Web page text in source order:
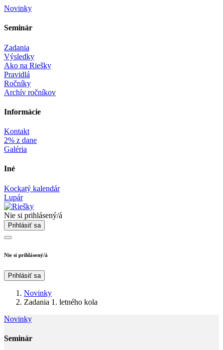
Novinky
Seminár‎
Zadania
Výsledky
Ako na Riešky
Pravidlá
Ročníky
Archív ročníkov
Informácie‎
Kontakt
2% z dane
Galéria
Iné
Kockatý kalendár
Lupár
Nie si prihlásený/á
Prihlásiť sa
Nie si prihlásený/á
Prihlásiť sa
Novinky
Zadania 1. letného kola
Novinky
Seminár‎